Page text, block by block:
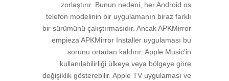
zorlaştırır. Bunun nedeni, her Android os
telefon modelinin bir uygulamanın biraz farklı
bir sürümünü çalıştırmasıdır. Ancak APKMirror
empieza APKMirror Installer uygulaması bu
sorunu ortadan kaldırır. Apple Music’in
kullanılabilirliği ülkeye veya bölgeye göre
değişiklik gösterebilir. Apple TV uygulaması ve